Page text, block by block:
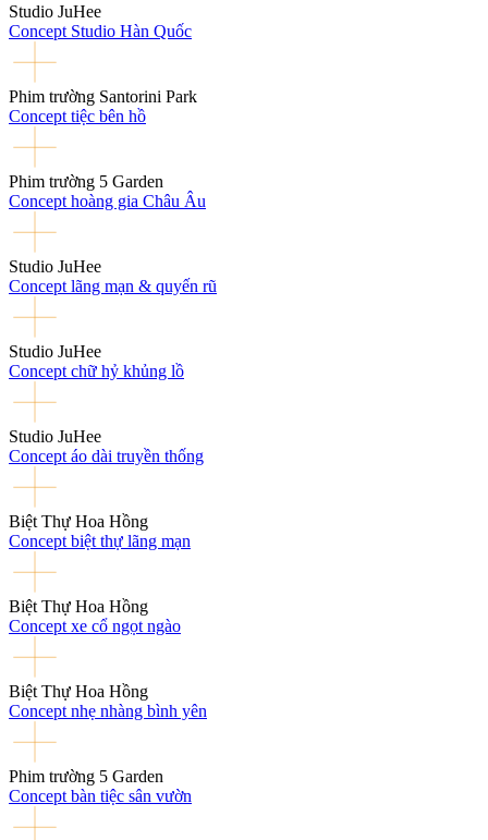
Studio JuHee
Concept Studio Hàn Quốc
Phim trường Santorini Park
Concept tiệc bên hồ
Phim trường 5 Garden
Concept hoàng gia Châu Âu
Studio JuHee
Concept lãng mạn & quyến rũ
Studio JuHee
Concept chữ hỷ khủng lồ
Studio JuHee
Concept áo dài truyền thống
Biệt Thự Hoa Hồng
Concept biệt thự lãng mạn
Biệt Thự Hoa Hồng
Concept xe cổ ngọt ngào
Biệt Thự Hoa Hồng
Concept nhẹ nhàng bình yên
Phim trường 5 Garden
Concept bàn tiệc sân vườn